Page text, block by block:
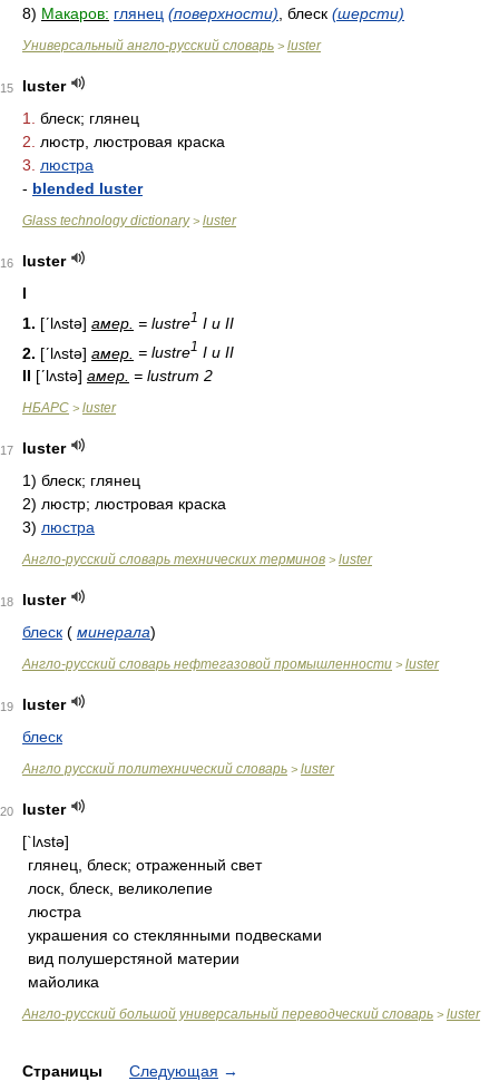
8) Макаров: глянец (поверхности) , блеск (шерсти)
Универсальный англо-русский словарь > luster
15
luster
1.
блеск; глянец
2.
люстр, люстровая краска
3.
люстра
- blended luster
Glass technology dictionary> luster
16
luster
I
1. [ʹlʌstə] амер. = lustre1 I и II
2. [ʹlʌstə] амер. = lustre1 I и II
II [ʹlʌstə] амер. = lustrum 2
НБАРС > luster
17
luster
1) блеск; глянец
2) люстр; люстровая краска
3) люстра
Англо-русский словарь технических терминов > luster
18
luster
блеск ( минерала)
Англо-русский словарь нефтегазовой промышленности > luster
19
luster
блеск
Англо русский политехнический словарь > luster
20
luster
[`lʌstə]
глянец, блеск; отраженный свет
лоск, блеск, великолепие
люстра
украшения со стеклянными подвесками
вид полушерстяной материи
майолика
Англо-русский большой универсальный переводческий словарь > luster
Страницы Следующая →